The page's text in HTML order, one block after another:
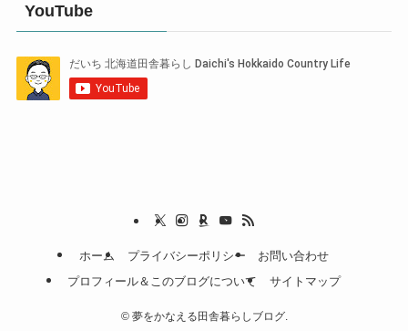
YouTube
ホーム プライバシーポリシー
お問い合わせ
プロフィール＆このブログについて
サイトマップ
©夢をかなえる田舎暮らしブログ.